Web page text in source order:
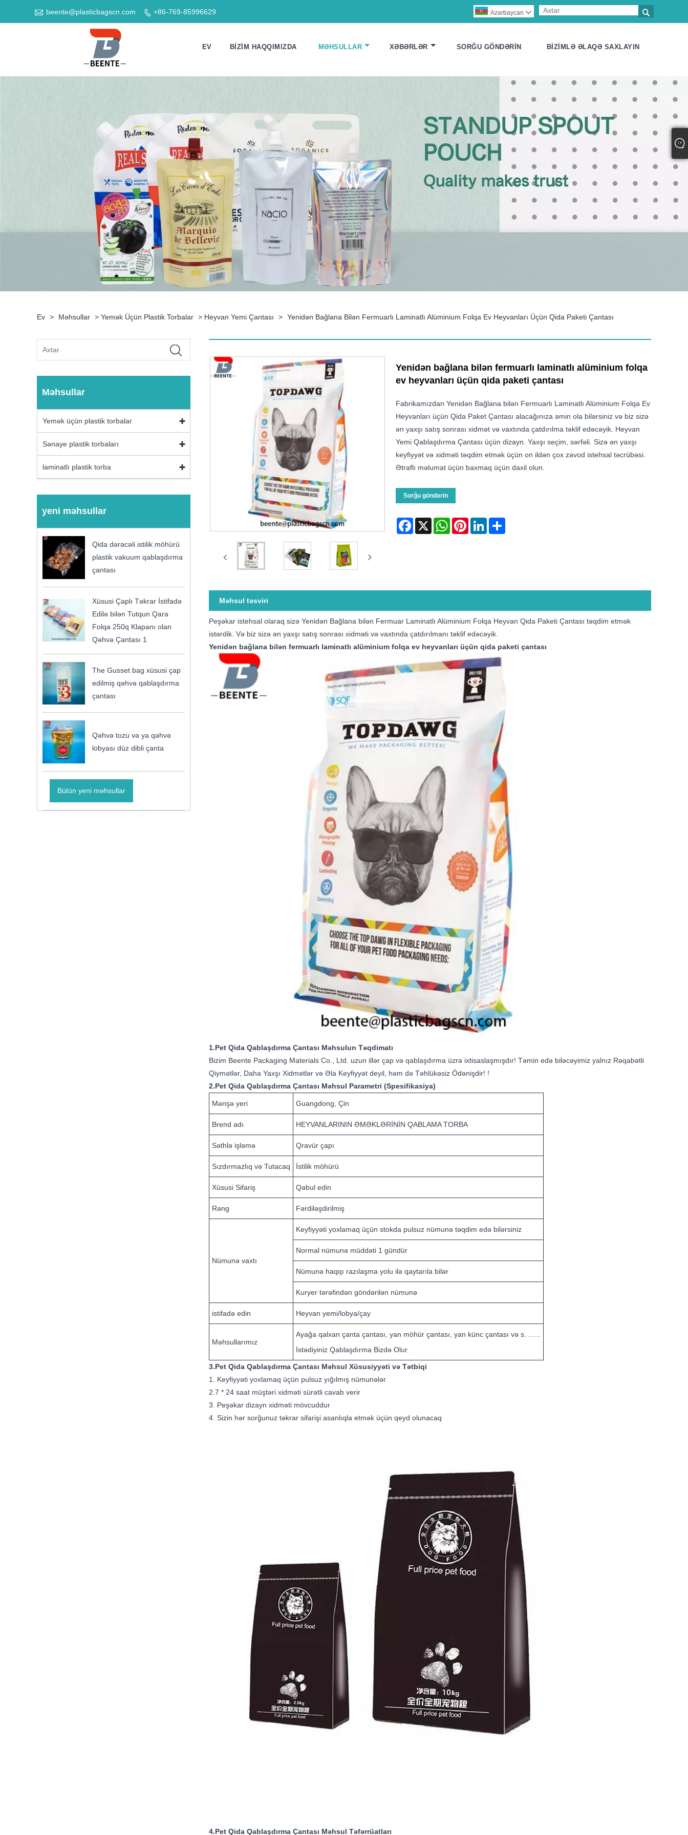
 beente@plasticbagscn.com  +86-769-85996629 
Azərbaycan 
EV BIZIM HAQQIMIZDA MƏHSULLAR XƏBƏRLƏR SORĞU GÖNDƏRIN BIZIMLƏ ƏLAQƏ SAXLAYIN
Ev > Məhsullar > Yemək Üçün Plastik Torbalar > Heyvan Yemi Çantası > Yenidən Bağlana Bilən Fermuarlı Laminatlı Alüminium Folqa Ev Heyvanları Üçün Qida Paketi Çantası
Məhsullar
Yemək üçün plastik torbalar
Sənaye plastik torbaları
laminatlı plastik torba
yeni məhsullar
Qida dərəcəli istilik möhürü
plastik vakuum qablaşdırma
çantası
Xüsusi Çaplı Təkrar İstifadə
Edilə bilən Tutqun Qara
Folqa 250q Klapanı olan
Qəhvə Çantası 1
The Gusset bag xüsusi çap
edilmiş qəhvə qablaşdırma
çantası
Qəhvə tozu və ya qəhvə
lobyası düz dibli çanta
Bütün yeni məhsullar
Yenidən bağlana bilən fermuarlı laminatlı alüminium folqa
ev heyvanları üçün qida paketi çantası
Fabrikamızdan Yenidən Bağlana bilən Fermuarlı Laminatlı Alüminium Folqa Ev
Heyvanları üçün Qida Paket Çantası alacağınıza əmin ola bilərsiniz və biz sizə
ən yaxşı satış sonrası xidmət və vaxtında çatdırılma təklif edəcəyik. Heyvan
Yemi Qablaşdırma Çantası üçün dizayn. Yaxşı seçim, sərfəli. Sizə ən yaxşı
keyfiyyət və xidməti təqdim etmək üçün on ildən çox zavod istehsal təcrübəsi.
Ətraflı məlumat üçün baxmaq üçün daxil olun.
Sorğu göndərin
Facebook
X WhatsAppPinterestLinkedInShare
Məhsul təsviri
Peşəkar istehsal olaraq sizə Yenidən Bağlana bilən Fermuar Laminatlı Alüminium Folqa Heyvan Qida Paketi Çantası təqdim etmək
istərdik. Və biz sizə ən yaxşı satış sonrası xidməti və vaxtında çatdırılmanı təklif edəcəyik.
Yenidən bağlana bilən fermuarlı laminatlı alüminium folqa ev heyvanları üçün qida paketi çantası
1.Pet Qida Qablaşdırma Çantası Məhsulun Təqdimatı
Bizim Beente Packaging Materials Co., Ltd. uzun illər çap və qablaşdırma üzrə ixtisaslaşmışdır! Təmin edə biləcəyimiz yalnız Rəqabətli
Qiymətlər, Daha Yaxşı Xidmətlər və Əla Keyfiyyət deyil, həm də Təhlükəsiz Ödənişdir! !
2.Pet Qida Qablaşdırma Çantası Məhsul Parametri (Spesifikasiya)
Mənşə yeri Guangdong, Çin
Brend adı HEYVANLARININ ƏMƏKLƏRİNİN QABLAMA TORBA
Səthlə işləmə Qravür çapı
Sızdırmazlıq və Tutacaq İstilik möhürü
Xüsusi Sifariş Qəbul edin
Rəng Fərdiləşdirilmiş
Nümunə vaxtı
Keyfiyyəti yoxlamaq üçün stokda pulsuz nümunə təqdim edə bilərsiniz
Normal nümunə müddəti 1 gündür
Nümunə haqqı razılaşma yolu ilə qaytarıla bilər
Kuryer tərəfindən göndərilən nümunə
istifadə edin Heyvan yemi/lobya/çay
Məhsullarımız
Ayağa qalxan çanta çantası, yan möhür çantası, yan künc çantası və s. ......
İstədiyiniz Qablaşdırma Bizdə Olur.
3.Pet Qida Qablaşdırma Çantası Məhsul Xüsusiyyəti və Tətbiqi
1. Keyfiyyəti yoxlamaq üçün pulsuz yığılmış nümunələr
2.7 * 24 saat müştəri xidməti sürətli cavab verir
3. Peşəkar dizayn xidməti mövcuddur
4. Sizin hər sorğunuz təkrar sifarişi asanlıqla etmək üçün qeyd olunacaq
4.Pet Qida Qablaşdırma Çantası Məhsul Təfərrüatları